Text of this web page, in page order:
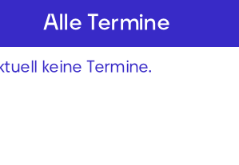
Alle Termine
keine Termine.